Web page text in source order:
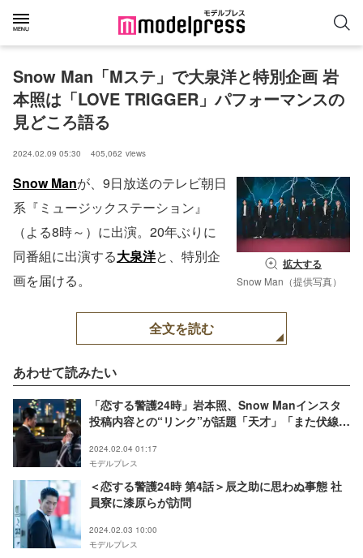
Snow Man「Mステ」で大泉洋と特別企画 岩
本照は「LOVE TRIGGER」パフォーマンスの
見どころ語る
2024.02.09 05:30 405,062 views
拡大する
Snow Man（提供写真）
Snow Manが、9日放送のテレビ朝日
系『ミュージックステーション』
（よる8時～）に出演。20年ぶりに
同番組に出演する大泉洋と、特別企
画を届ける。
全文を読む
あわせて読みたい
「恋する警護24時」岩本照、Snow Manインスタ
投稿内容との“リンク”が話題「天才」「また伏線回
2024.02.04 01:17
モデルプレス
＜恋する警護24時 第4話＞辰之助に思わぬ事態 社
員寮に漆原らが訪問
2024.02.03 10:00
モデルプレス